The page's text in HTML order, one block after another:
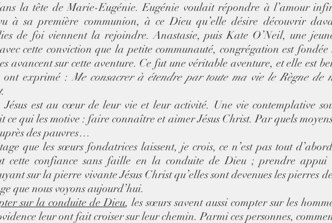
la tête de Marie-Eugénie. Eugénie voulait répondre à l’amour
à sa première communion, à ce Dieu qu’elle désire découvrir
de foi viennent la rejoindre. Anastasie, puis Kate O’Neil, une
avec cette conviction que la petite communauté, congrégation est
avancent sur cette aventure. Ce fut une véritable aventure, et elle est
ont exprimé : Me consacrer à étendre par toute ma vie le Règne de
Jésus est au cœur de leur vie et leur activité. Une vie contemplative
ce qui les motive : faire connaître et aimer Jésus Christ. Par quels
des pauvres…
que les sœurs fondatrices laissent, je crois, ce n’est pas tout
cette confiance sans faille en la conduite de Dieu ; prendre appui
sur la pierre vivante Jésus Christ qu’elles sont devenues les pierres
que nous voyons aujourd’hui.
sur la conduite de Dieu, les sœurs savent aussi compter sur les
leur ont fait croiser sur leur chemin. Parmi ces personnes,